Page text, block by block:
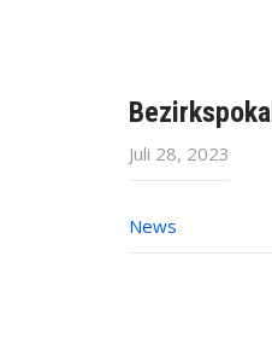
Bezirkspokal
Juli 28, 2023
News